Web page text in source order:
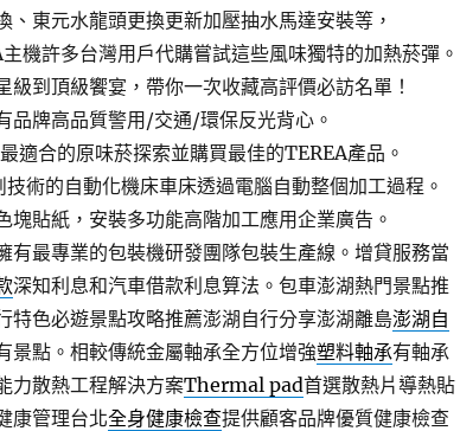
、東元水龍頭更換更新加壓抽水馬達安裝等，
機許多台灣用戶代購嘗試這些風味獨特的加熱菸彈。
級到頂級饗宴，帶你一次收藏高評價必訪名單！
品牌高品質警用/交通/環保反光背心。
適合的原味菸探索並購買最佳的TEREA產品。
術的自動化機床車床透過電腦自動整個加工過程。
塊貼紙，安裝多功能高階加工應用企業廣告。
有最專業的包裝機研發團隊包裝生產線。增貸服務當
深知利息和汽車借款利息算法。包車澎湖熱門景點推
特色必遊景點攻略推薦澎湖自行分享澎湖離島澎湖自
景點。相較傳統金屬軸承全方位增強塑料軸承有軸承
力散熱工程解決方案Thermal pad首選散熱片導熱貼
康管理台北全身健康檢查提供顧客品牌優質健康檢查